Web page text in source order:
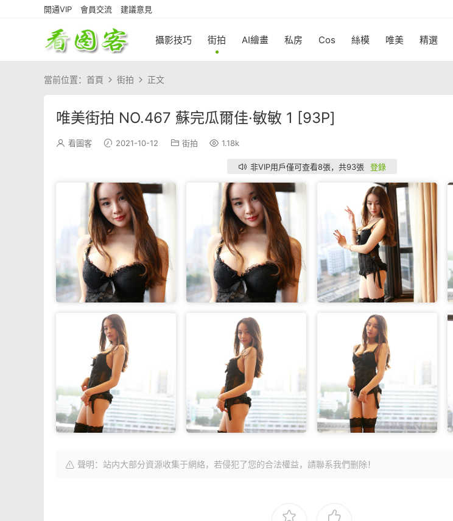
攝影技巧 街拍 AI繪畫 私房 Cos 絲模 唯美 精選
開通VIP 會員交流 建議意見
當前位置： 首頁 街拍 正文
唯美街拍 NO.467 蘇完瓜爾佳·敏敏 1 [93P]
看圖客 2021-10-12 街拍 1.18k
非VIP用戶僅可查看8張，共93張 登錄
聲明：站内大部分資源收集于網絡，若侵犯了您的合法權益，請聯系我們删除！